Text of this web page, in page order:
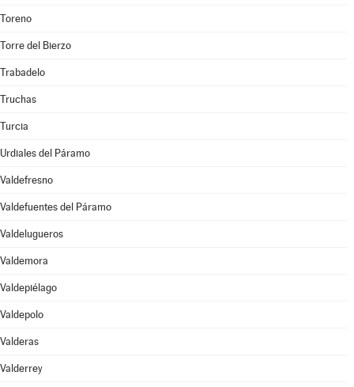
Toreno
Torre del Bierzo
Trabadelo
Truchas
Turcia
Urdiales del Páramo
Valdefresno
Valdefuentes del Páramo
Valdelugueros
Valdemora
Valdepiélago
Valdepolo
Valderas
Valderrey